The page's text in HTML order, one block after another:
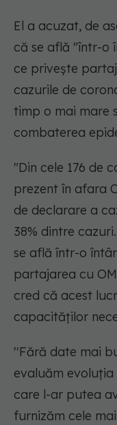
El a acuzat, de
că se află "într-o
ce priveşte
cazurile de
timp o mai mare
combaterea
"Din cele 176 de
prezent în afara
de declarare a
38% dintre
se află într-o
partajarea cu
cred că acest
capacităţilor
''Fără date mai
evaluăm
care l-ar putea
furnizăm cele